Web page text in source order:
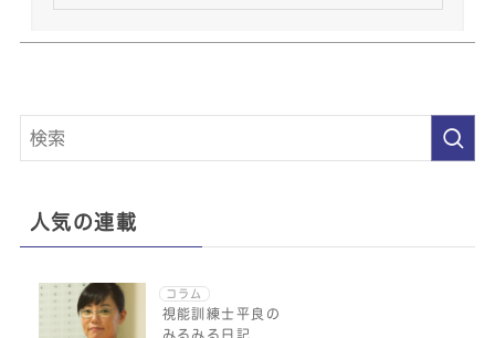
人気の連載
コラム
視能訓練士平良の
みるみる日記